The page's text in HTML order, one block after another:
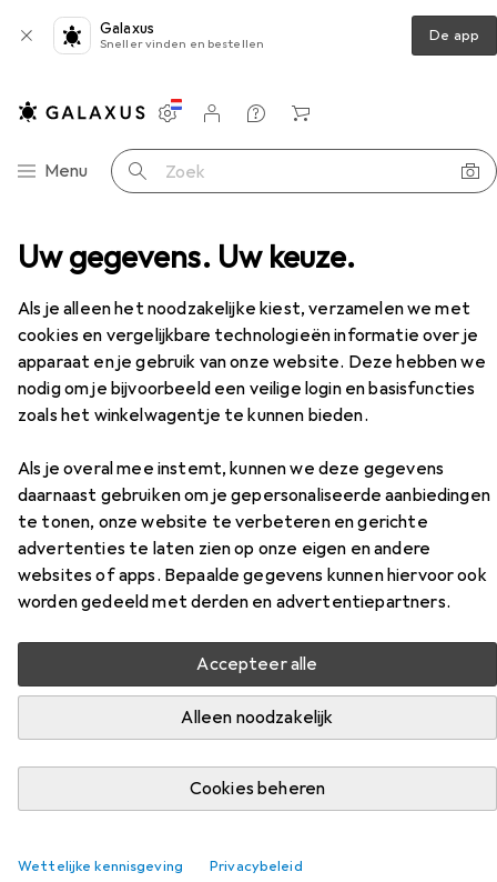
Uw gegevens. Uw keuze.
Als je alleen het noodzakelijke kiest, verzamelen we met
cookies en vergelijkbare technologieën informatie over je
apparaat en je gebruik van onze website. Deze hebben we
nodig om je bijvoorbeeld een veilige login en basisfuncties
zoals het winkelwagentje te kunnen bieden.
Als je overal mee instemt, kunnen we deze gegevens
daarnaast gebruiken om je gepersonaliseerde aanbiedingen
te tonen, onze website te verbeteren en gerichte
advertenties te laten zien op onze eigen en andere
websites of apps. Bepaalde gegevens kunnen hiervoor ook
worden gedeeld met derden en advertentiepartners.
Accepteer alle
Alleen noodzakelijk
Cookies beheren
Wettelijke kennisgeving Privacybeleid
Galaxus
Sneller vinden en bestellen De app
Categorie navigatie
Menu Zoek op
Instellingen
Klantenaccount
Produktvergelijking
Verlanglijstje
Winkelmandje
+ accessoires Fietsschoenen Giro Stylus
EUR
119,–
GiroStylus
5 maten
Accessoires voor Giro Stylus
Vind bijpassende accessoires voor de Giro Stylus uit de
categorie Schoenovertrek.
Relevantie
Productlijst
Schoenovertrek
EUR
65,84
Flandrien waterdichte gebreide overschoenen
voor op de weg